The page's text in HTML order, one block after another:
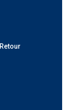
Retour